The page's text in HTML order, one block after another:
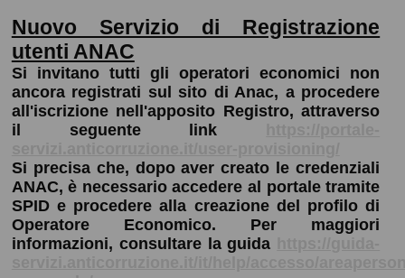
Nuovo Servizio di Registrazione
utenti ANAC
Si invitano tutti gli operatori economici non
ancora registrati sul sito di Anac, a procedere
all'iscrizione nell'apposito Registro, attraverso
il seguente link
Si precisa che, dopo aver creato le credenziali
ANAC, è necessario accedere al portale tramite
SPID e procedere alla creazione del profilo di
Operatore Economico. Per maggiori
informazioni, consultare la guida